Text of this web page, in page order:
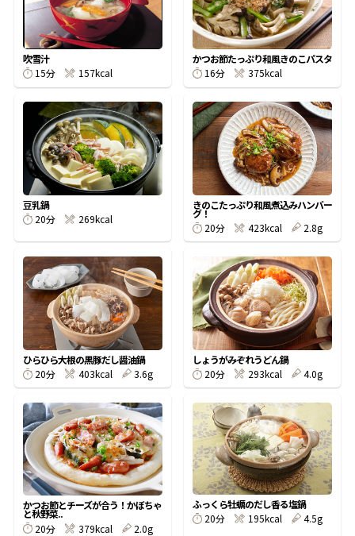
旨さ、別格。だし屋の鍋 韓福善シリーズ
サッと鍋® 楽チン鍋®
楽チン屋® ストレートつゆ
時短レシピ
おいしいレシピを商品から探す
かつお節レシピ
めんつゆレシピ
レシピ特設サイト
割烹白だしレシピ特集
かつおだしが決め手！簡単茶碗蒸し
ヤマキ かつお節プラス®
かつお節・だしを楽しむ
だしコミュ
- ヤマキ かつお節プラス®
採用情報
- ジョブリターン制
コミュニティサイト
Global
吹雪汁
15分
157kcal
かつお節たっぷり和風きのこパスタ
16分
375kcal
豆乳鍋
20分
269kcal
きのこたっぷり和風煮込みハンバー
グ！
20分
423kcal 2.8g
ひらひら大根の黒豚だし醤油鍋
20分
403kcal 3.6g
しょうがみぞれうどん鍋
20分
293kcal 4.0g
かつお節とチーズが合う！かぼちゃ
と秋野菜..
20分
379kcal 2.0g
ふっくら牡蠣のだし香る塩鍋
20分
195kcal 4.5g